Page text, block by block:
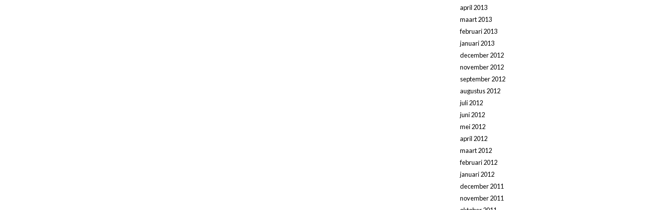
april 2013
maart 2013
februari 2013
januari 2013
december 2012
november 2012
september 2012
augustus 2012
juli 2012
juni 2012
mei 2012
april 2012
maart 2012
februari 2012
januari 2012
december 2011
november 2011